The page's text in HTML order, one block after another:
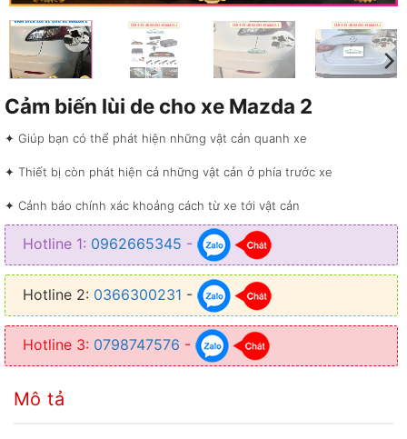
Cảm biến lùi de cho xe Mazda 2
✦ Giúp bạn có thể phát hiện những vật cản quanh xe
✦ Thiết bị còn phát hiện cả những vật cản ở phía trước xe
✦ Cảnh báo chính xác khoảng cách từ xe tới vật cản
✦ Giúp bạn chủ động hơn trong việc xử lý các tình huống
✦ Giúp bạn có thể dễ dàng lùi de xe hơn ở những đoạn đường chật
hẹp
✦ Vượt xe ở những đoạn đường tắc nghẽn dễ hơn và tránh những va
chạm
Hotline 1: 0962665345 -
Hotline 2: 0366300231 -
Hotline 3: 0798747576 -
Mô tả